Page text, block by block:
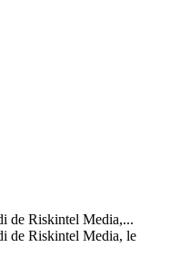
de Riskintel Media,...
de Riskintel Media, le